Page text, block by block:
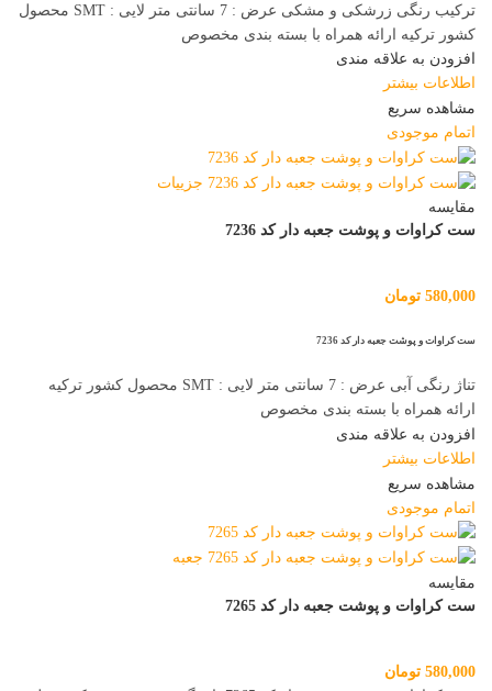
ترکیب رنگی زرشکی و مشکی عرض : 7 سانتی متر لایی : SMT محصول
کشور ترکیه ارائه همراه با بسته بندی مخصوص
افزودن به علاقه مندی
اطلاعات بیشتر
مشاهده سریع
اتمام موجودی
مقایسه
ست کراوات و پوشت جعبه دار کد 7236
580,000 تومان
ست کراوات و پوشت جعبه دار کد 7236
تناژ رنگی آبی عرض : 7 سانتی متر لایی : SMT محصول کشور ترکیه
ارائه همراه با بسته بندی مخصوص
افزودن به علاقه مندی
اطلاعات بیشتر
مشاهده سریع
اتمام موجودی
مقایسه
ست کراوات و پوشت جعبه دار کد 7265
580,000 تومان